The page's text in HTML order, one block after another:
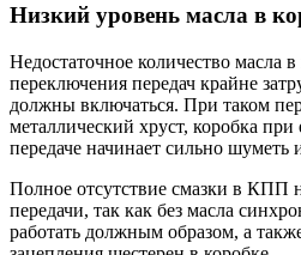
Низкий уровень масла в
Недостаточное количество масла
переключения передач крайне
должны включаться. При таком
металлический хруст, коробка
передаче начинает сильно шуметь
Полное отсутствие смазки в КПП
передачи, так как без масла
работать должным образом, а